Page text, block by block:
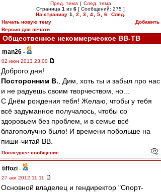
Пред. тема | След. тема
Страница 1 из 6 [ Сообщений: 275 ]
На страницу 1 2 3 4 5 6
След.
Начать новую тему
Добавить
Версия для печати
Общественное некоммерческое ВВ-ТВ
man26 -
02 июн 2013 23:00
Доброго дня!
Посторонним В. , Дим, хоть ты и забыл про нас
и не радуешь своим творчеством, но...
С Днём рождения тебя! Желаю, чтобы у тебя
всё задуманное получалось, чтобы со
здоровьем без проблем, и в семье всё
благополучно было! И времени побольше на
пиши-читай ВВ.
Последнее сообщение
tiffozi -
27 авг 2012 11:11
Основной владелец и гендиректор "Спорт-